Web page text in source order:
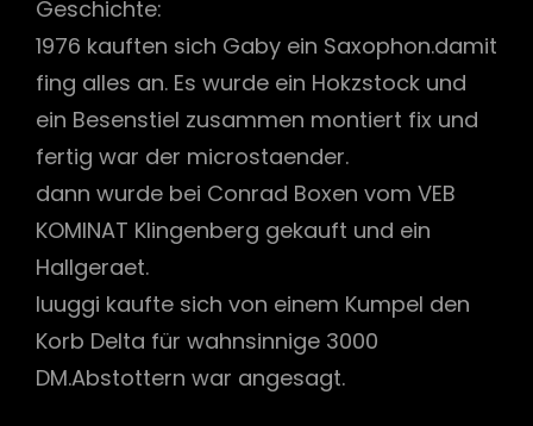
Geschichte:
1976 kauften sich Gaby ein Saxophon.damit
fing alles an. Es wurde ein Hokzstock und
ein Besenstiel zusammen montiert fix und
fertig war der microstaender.
dann wurde bei Conrad Boxen vom VEB
KOMINAT Klingenberg gekauft und ein
Hallgeraet.
luuggi kaufte sich von einem Kumpel den
Korb Delta für wahnsinnige 3000
DM.Abstottern war angesagt.